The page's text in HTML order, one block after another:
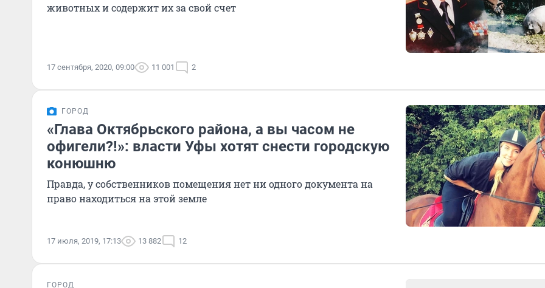
животных и содержит их за свой счет
17 сентября, 2020, 09:00 11 001 2
ГОРОД
«Глава Октябрьского района, а вы часом не
офигели?!»: власти Уфы хотят снести городскую
конюшню
Правда, у собственников помещения нет ни одного документа на
право находиться на этой земле
17 июля, 2019, 17:13 13 882 12
ГОРОД